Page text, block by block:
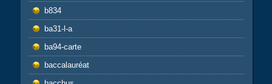
b834
ba31-l-a
ba94-carte
baccalauréat